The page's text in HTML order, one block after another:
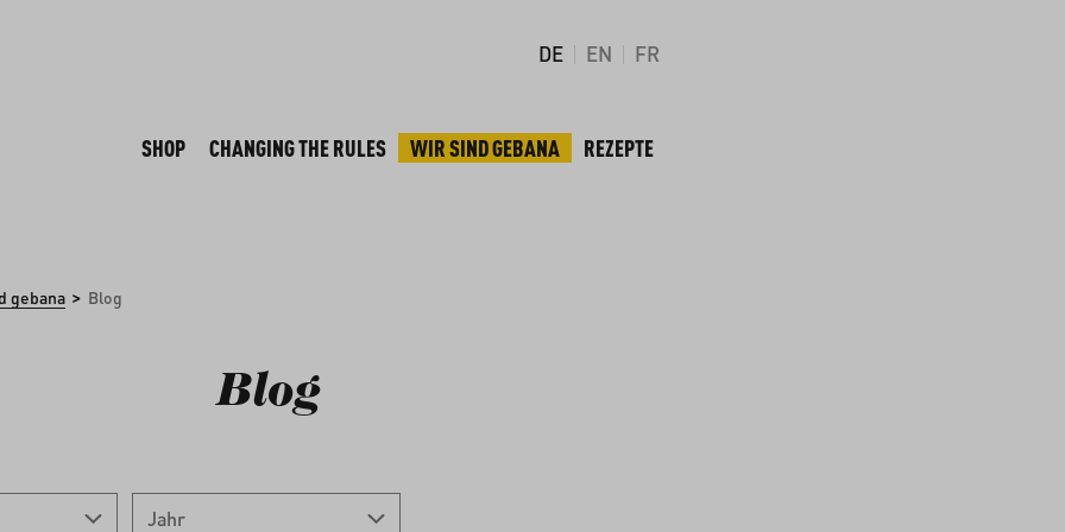
DE EN FR
SHOP CHANGING THE RULES WIR SIND GEBANA REZEPTE
gebana > Blog
Blog
Jahr